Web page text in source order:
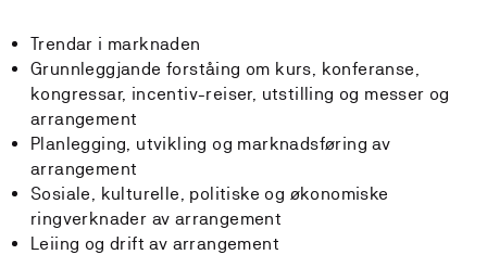
Trendar i marknaden
Grunnleggjande forståing om kurs, konferanse,
kongressar, incentiv-reiser, utstilling og messer og
arrangement
Planlegging, utvikling og marknadsføring av
arrangement
Sosiale, kulturelle, politiske og økonomiske
ringverknader av arrangement
Leiing og drift av arrangement